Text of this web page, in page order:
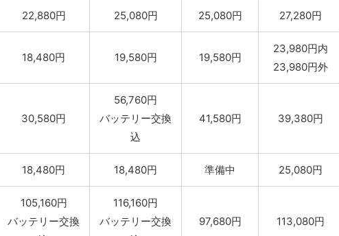
22,880円 25,080円 25,080円 27,280円
18,480円 19,580円 19,580円
23,980円内
23,980円外
30,580円
56,760円
バッテリー交換
込
41,580円 39,380円
18,480円 18,480円 準備中 25,080円
105,160円
バッテリー交換
116,160円
バッテリー交換
97,680円 113,080円